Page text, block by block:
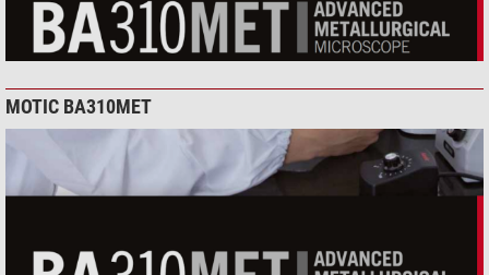
MOTIC BA310MET